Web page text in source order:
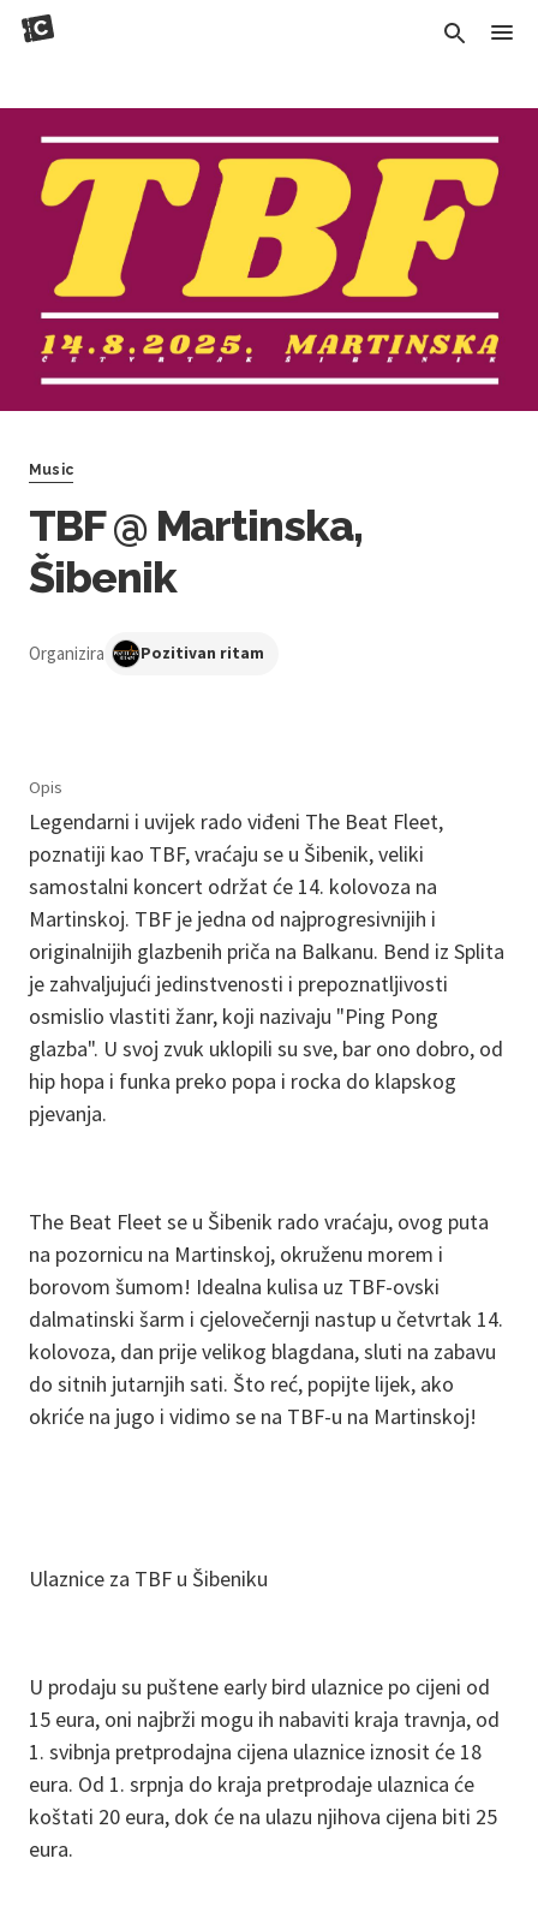
Music
TBF @ Martinska,
Šibenik
Organizira Pozitivan ritam
Opis
Legendarni i uvijek rado viđeni The Beat Fleet,
poznatiji kao TBF, vraćaju se u Šibenik, veliki
samostalni koncert održat će 14. kolovoza na
Martinskoj. TBF je jedna od najprogresivnijih i
originalnijih glazbenih priča na Balkanu. Bend iz Splita
je zahvaljujući jedinstvenosti i prepoznatljivosti
osmislio vlastiti žanr, koji nazivaju "Ping Pong
glazba". U svoj zvuk uklopili su sve, bar ono dobro, od
hip hopa i funka preko popa i rocka do klapskog
pjevanja.
The Beat Fleet se u Šibenik rado vraćaju, ovog puta
na pozornicu na Martinskoj, okruženu morem i
borovom šumom! Idealna kulisa uz TBF-ovski
dalmatinski šarm i cjelovečernji nastup u četvrtak 14.
kolovoza, dan prije velikog blagdana, sluti na zabavu
do sitnih jutarnjih sati. Što reć, popijte lijek, ako
okriće na jugo i vidimo se na TBF-u na Martinskoj!
Ulaznice za TBF u Šibeniku
U prodaju su puštene early bird ulaznice po cijeni od
15 eura, oni najbrži mogu ih nabaviti kraja travnja, od
1. svibnja pretprodajna cijena ulaznice iznosit će 18
eura. Od 1. srpnja do kraja pretprodaje ulaznica će
koštati 20 eura, dok će na ulazu njihova cijena biti 25
eura.